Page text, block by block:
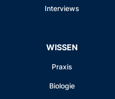
Interviews
WISSEN
Praxis
Biologie